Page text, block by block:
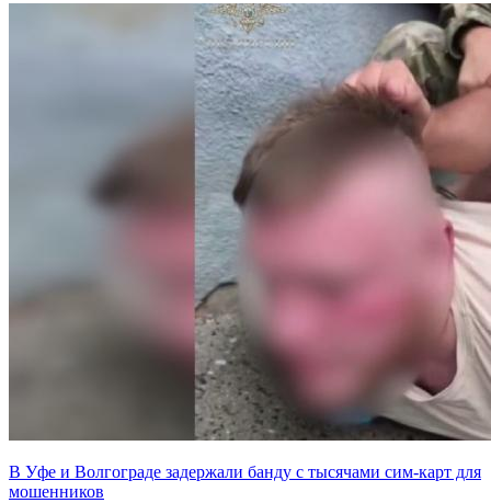
В Уфе и Волгограде задержали банду с тысячами сим-карт для
мошенников